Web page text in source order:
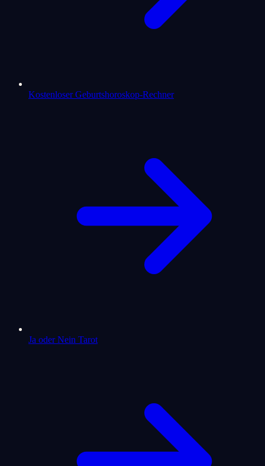
Kostenloser Geburtshoroskop-Rechner
Ja oder Nein Tarot